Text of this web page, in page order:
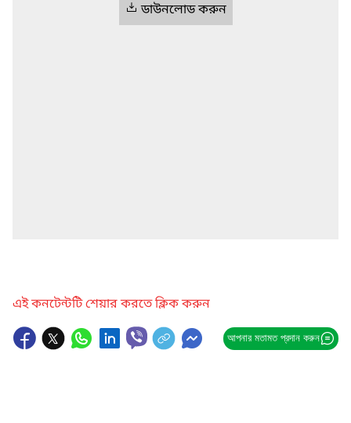
ডাউনলোড করুন
এই কনটেন্টটি শেয়ার করতে ক্লিক করুন
আপনার মতামত প্রদান করুন